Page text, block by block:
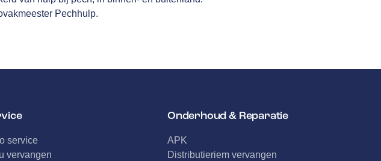
Pechhulp.
service
vervangen
Onderhoud & Reparatie
APK
Distributieriem vervangen